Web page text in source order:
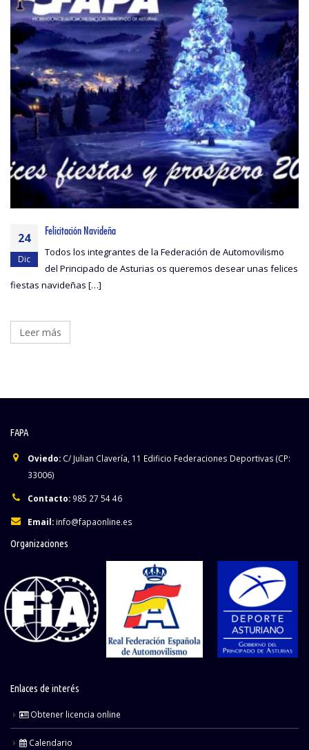
24
Dic
Felicitación Navideña
Todos los integrantes de la Federación de Automovilismo
del Principado de Asturias os queremos desear unas felices
fiestas navideñas […]
Leer más
FAPA
Oviedo: C/ Julian Clavería, 11 Edificio Federaciones Deportivas (CP:
33006)
Contacto: 985 27 54 46
Email: info@fapaonline.es
Organizaciones
Enlaces de interés
Obtener licencia online
Calendario